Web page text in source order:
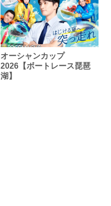
オーシャンカップ
2026【ボートレース琵琶
湖】